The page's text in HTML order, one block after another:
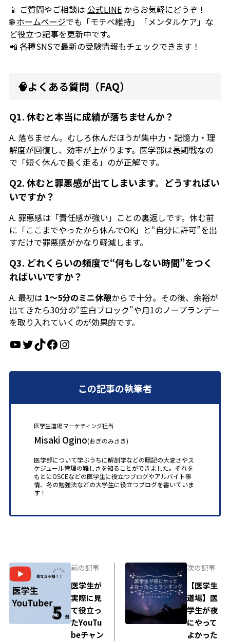
📱 ご質問やご相談は 公式LINEからお気軽にどうぞ！
🌐ホームページでも「モチベ維持」「メンタルケア」な
ど役立つ記事を更新中です。
📲 各種SNSで最新の受験情報もチェックできます！
🧠よくある質問（FAQ）
Q1. 休むと本当に成績が落ちませんか？
A. 落ちません。むしろ休んだほうが集中力・記憶力・理
解度が回復し、効率が上がります。医学部は長期戦なの
で「短く休んで長く走る」のが正解です。
Q2. 休むと罪悪感が出てしまいます。どうすればい
いですか？
A. 罪悪感は「責任感が強い」ことの裏返しです。休む前
に「ここまでやったから休んでOK」と“自分に許可”を出
すだけで罪悪感がかなり軽減します。
Q3. どれくらいの頻度で“何もしない時間”をつく
ればいいですか？
A. 最初は 1〜5分のミニ休憩からで十分。その後、余裕が
出てきたら30分の“空白ブロック”や月1のノープランデー
を取り入れていくのが効果的です。
YouTube Twitter TikTok Facebook Instagram
この記事の執筆者
医学生道場 マーケティング担当
Misaki Ogino(おぎのみさき)
医学部について学ぶうちに解剖学などの暗記の大変さやス
ケジュール管理の難しさを知ることができました。それを
もとにOSCEなどの医学生に役立つブログやアルバイト事
情、冬の勉強法などの大学生に役立つブログを書いていま
す！
前の記事
医学生が
実際に見
て役立っ
たYouTu
beチャン
次の記事
【医学生
道場】医
学生が夜
にやって
よかった